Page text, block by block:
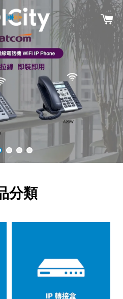
適合您的 IP 電話
更多
給您什麼好處
更多
分類